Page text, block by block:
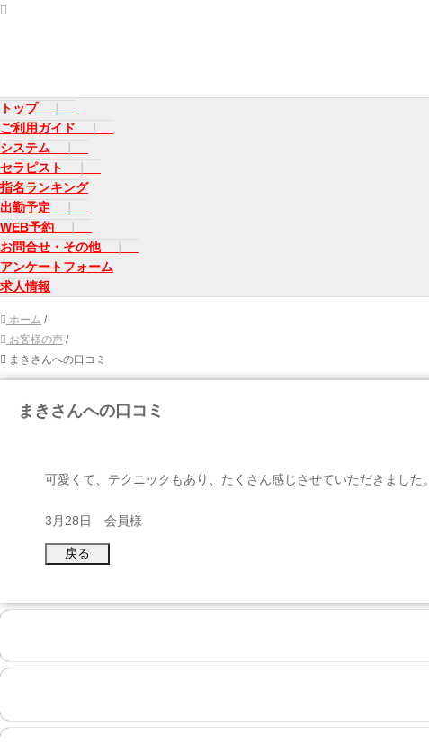
トップ
ご利用ガイド
システム
セラピスト
指名ランキング
出勤予定
WEB予約
お問合せ・その他
アンケートフォーム
求人情報
ホーム /
お客様の声 /
まきさんへの口コミ
まきさんへの口コミ
可愛くて、テクニックもあり、たくさん感じさせていただきました。
3月28日 会員様